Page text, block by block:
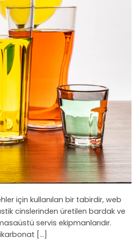
için kullanılan bir tabirdir, web
cinslerinden üretilen bardak ve
servis ekipmanlarıdır.
[…]